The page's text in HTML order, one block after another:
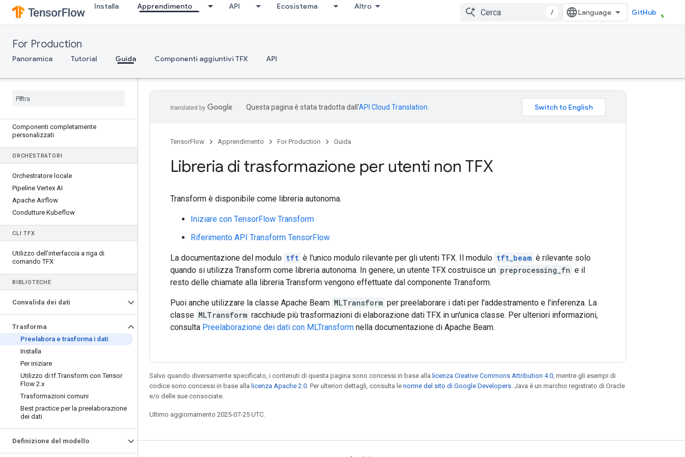
Installa Apprendimento API Ecosistema Altro
/ GitHub
For Production
Panoramica Tutorial Guida Componenti aggiuntivi TFX API
InfraValidator
spintore
TFX
Componenti basati su funzioni Python
Componenti completamente
personalizzati
ORCHESTRATORI
Orchestratore locale
Pipeline Vertex AI
Apache Airflow
Condutture Kubeflow
CLI TFX
Utilizzo dell'interfaccia a riga di
comando TFX
BIBLIOTECHE
Convalida dei dati
Trasforma
Preelabora e trasforma i dati
Installa
Per iniziare
Utilizzo di tf.Transform con Tensor
Flow 2.x
Trasformazioni comuni
Best practice per la preelaborazione
dei dati
Definizione del modello
Questa pagina è stata tradotta dall'API Cloud Translation
TensorFlow Apprendimento For Production Guida
Libreria di trasformazione per utenti non TFX
Transform è disponibile come libreria autonoma.
Iniziare con TensorFlow Transform
Riferimento API Transform TensorFlow
La documentazione del modulo tft è l'unico modulo rilevante per gli utenti TFX. Il modulo tft_beam è rilevante solo
quando si utilizza Transform come libreria autonoma. In genere, un utente TFX costruisce un preprocessing_fn e il
resto delle chiamate alla libreria Transform vengono effettuate dal componente Transform.
Puoi anche utilizzare la classe Apache Beam MLTransform per preelaborare i dati per l'addestramento e l'inferenza. La
classe MLTransform racchiude più trasformazioni di elaborazione dati TFX in un'unica classe. Per ulteriori informazioni,
consulta Preelaborazione dei dati con MLTransform nella documentazione di Apache Beam.
Salvo quando diversamente specificato, i contenuti di questa pagina sono concessi in base alla licenza Creative Commons Attribution 4.0, mentre gli esempi di
codice sono concessi in base alla licenza Apache 2.0. Per ulteriori dettagli, consulta le norme del sito di Google Developers. Java è un marchio registrato di Oracle
e/o delle sue consociate.
Ultimo aggiornamento 2025-07-25 UTC.